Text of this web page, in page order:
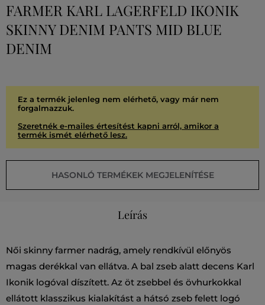
FARMER KARL LAGERFELD IKONIK
SKINNY DENIM PANTS MID BLUE
DENIM
Ez a termék jelenleg nem elérhető, vagy már nem
forgalmazzuk.
Szeretnék e-mailes értesítést kapni arról, amikor a
termék ismét elérhető lesz.
HASONLÓ TERMÉKEK MEGJELENÍTÉSE
Leírás
Női skinny farmer nadrág, amely rendkívül előnyös
magas derékkal van ellátva. A bal zseb alatt decens Karl
Ikonik logóval díszített. Az öt zsebbel és övhurkokkal
ellátott klasszikus kialakítást a hátsó zseb felett logó